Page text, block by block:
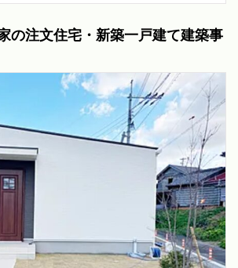
の注文住宅・新築一戸建て建築事